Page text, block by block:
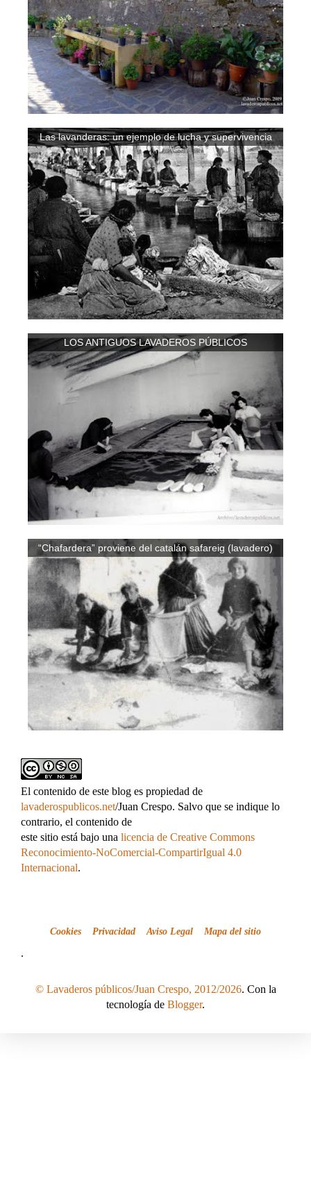
Las lavanderas: un ejemplo de lucha y supervivencia
LOS ANTIGUOS LAVADEROS PÚBLICOS
“Chafardera” proviene del catalán safareig (lavadero)
El contenido de este blog es propiedad de
lavaderospublicos.net/Juan Crespo. Salvo que se indique lo
contrario, el contenido de
este sitio está bajo una licencia de Creative Commons
Reconocimiento-NoComercial-CompartirIgual 4.0
Internacional.
Cookies Privacidad Aviso Legal Mapa del sitio
.
© Lavaderos públicos/Juan Crespo, 2012/2026. Con la
tecnología de Blogger.